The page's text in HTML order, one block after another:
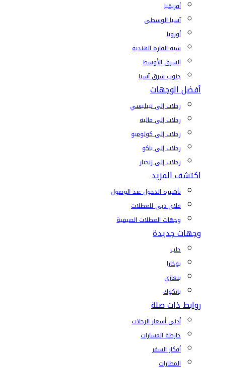
أفريقيا
آسيا الوسطى
أوروبا
شبه القارة الهندية
الشرق الأوسط
جنوب شرق آسيا
أفضل الوجهات
رحلات إلى تبيليسي
رحلات إلى ماليه
رحلات إلى كولومبو
رحلات إلى باكو
رحلات إلى زنجبار
اكتشف المزيد
تأشيرة الدخول عند الوصول
فلاي دبي للعطلات
وجهات العطلات الصيفية
وجهات جديدة
حلب
بوخارا
بنغازي
بانكوك
روابط ذات صلة
أدنى أسعار الرحلات
خارطة المسارات
أفكار السفر
المطارات